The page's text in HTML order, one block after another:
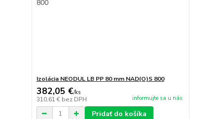
Izolácia NEODUL LB PP 80 mm NAD(O)S 800
382,05 €/ks
310,61 € bez DPH informujte sa u nás
Pridať do košíka